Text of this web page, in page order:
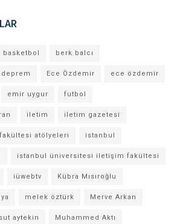
basketbol berk balcı
deprem Ece Özdemir ece özdemir
emir uygur futbol
iletim iletim gazetesi
atölyeleri istanbul
istanbul üniversitesi iletişim fakültesi
iüwebtv Kübra Mısıroğlu
melek öztürk Merve Arkan
aytekin Muhammed Aktı